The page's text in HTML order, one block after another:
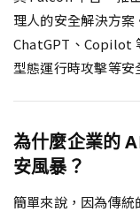
理人的安全解決方
ChatGPT、Copilot
型態運行時攻擊等安
為什麼企業的
安風暴？
簡單來說，因為傳統